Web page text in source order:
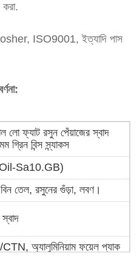
ISO9001, ইত্যাদি পাস
লো ফ্যাট রসুন পেঁয়াজের স্বাদ
গ্রিন বিন্স স্ন্যাকস
Sa10.GB)
তেল, রসুনের গুঁড়া, লবণ।
অ্যালুমিনিয়াম ফয়েল প্যাক